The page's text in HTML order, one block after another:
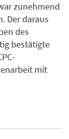
zunehmend
Der daraus
des
bestätigte
mit